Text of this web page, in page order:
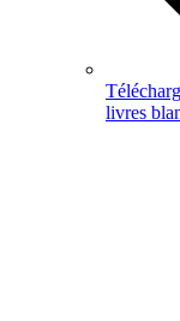
livres